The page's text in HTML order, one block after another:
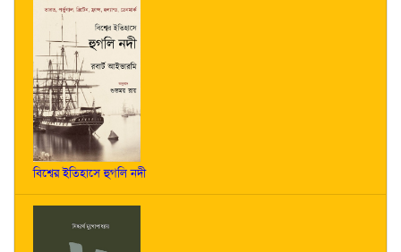
বিশ্বের ইতিহাসে হুগলি নদী